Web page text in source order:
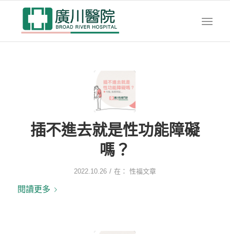
插不進去就是性功能障礙
嗎？
2022.10.26 / 在： 性福文章
閱讀更多